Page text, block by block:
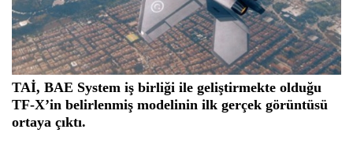
TAİ, BAE System iş birliği ile geliştirmekte olduğu
TF-X’in belirlenmiş modelinin ilk gerçek görüntüsü
ortaya çıktı.